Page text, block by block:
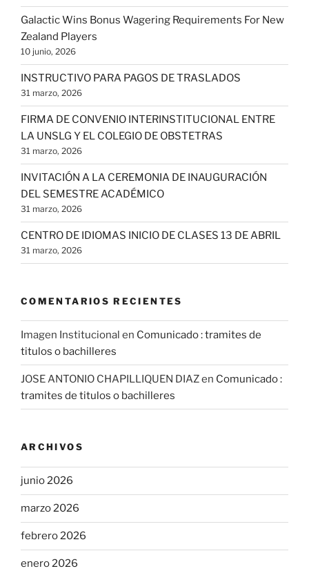
Galactic Wins Bonus Wagering Requirements For New
Zealand Players
10 junio, 2026
INSTRUCTIVO PARA PAGOS DE TRASLADOS
31 marzo, 2026
FIRMA DE CONVENIO INTERINSTITUCIONAL ENTRE
LA UNSLG Y EL COLEGIO DE OBSTETRAS
31 marzo, 2026
INVITACIÓN A LA CEREMONIA DE INAUGURACIÓN
DEL SEMESTRE ACADÉMICO
31 marzo, 2026
CENTRO DE IDIOMAS INICIO DE CLASES 13 DE ABRIL
31 marzo, 2026
COMENTARIOS RECIENTES
Imagen Institucional en Comunicado : tramites de
titulos o bachilleres
JOSE ANTONIO CHAPILLIQUEN DIAZen Comunicado :
tramites de titulos o bachilleres
ARCHIVOS
junio 2026
marzo 2026
febrero 2026
enero 2026